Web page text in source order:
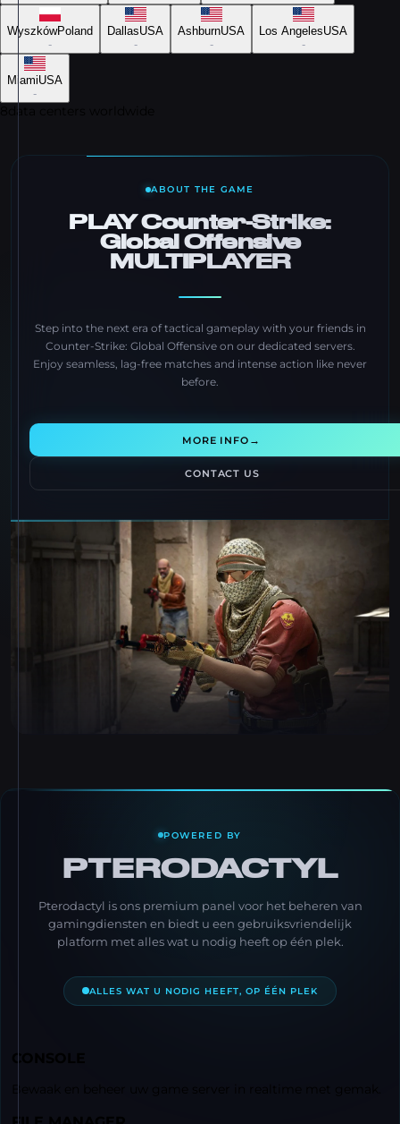
WyszkówPoland
-
DallasUSA
-
AshburnUSA
-
Los AngelesUSA
-
MiamiUSA
-
ABOUT THE GAME
PLAY Counter-Strike:
Global Offensive
MULTIPLAYER
Step into the next era of tactical gameplay with your friends in
Counter-Strike: Global Offensive on our dedicated servers.
Enjoy seamless, lag-free matches and intense action like never
before.
MORE INFO →
CONTACT US
POWERED BY
PTERODACTYL
Pterodactyl is ons premium panel voor het beheren van
gamingdiensten en biedt u een gebruiksvriendelijk
platform met alles wat u nodig heeft op één plek.
ALLES WAT U NODIG HEEFT, OP ÉÉN PLEK